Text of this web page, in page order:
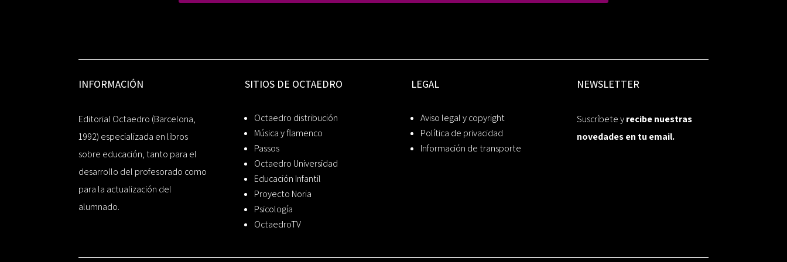
INFORMACIÓN
Editorial Octaedro (Barcelona,
1992) especializada en libros
sobre educación, tanto para el
desarrollo del profesorado como
para la actualización del
alumnado.
SITIOS DE OCTAEDRO
Octaedro distribución
Música y flamenco
Passos
Octaedro Universidad
Educación Infantil
Proyecto Noria
Psicología
OctaedroTV
LEGAL
Aviso legal y copyright
Política de privacidad
Información de transporte
NEWSLETTER
Suscríbete yrecibe nuestras
novedades en tu email.